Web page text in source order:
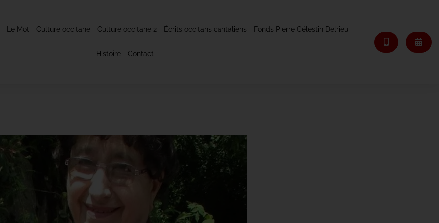
Le Mot Culture occitane Culture occitane 2 Écrits occitans cantaliens Fonds Pierre Célestin Delrieu
Histoire Contact